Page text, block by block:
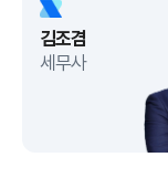
김조겸
세무사